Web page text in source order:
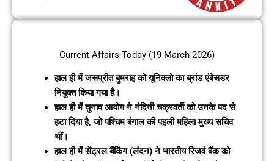
Current Affairs Today (19 March 2026)
हाल ही में जसप्रीत बुमराह को यूनिक्लो का ब्रांड एंबेसडर
नियुक्त किया गया है।
हाल ही में चुनाव आयोग ने नंदिनी चक्रवर्ती को उनके पद से
हटा दिया है, जो पश्चिम बंगाल की पहली महिला मुख्य सचिव
थीं।
हाल ही में सेंट्रल बैंकिंग (लंदन) ने भारतीय रिजर्व बैंक को